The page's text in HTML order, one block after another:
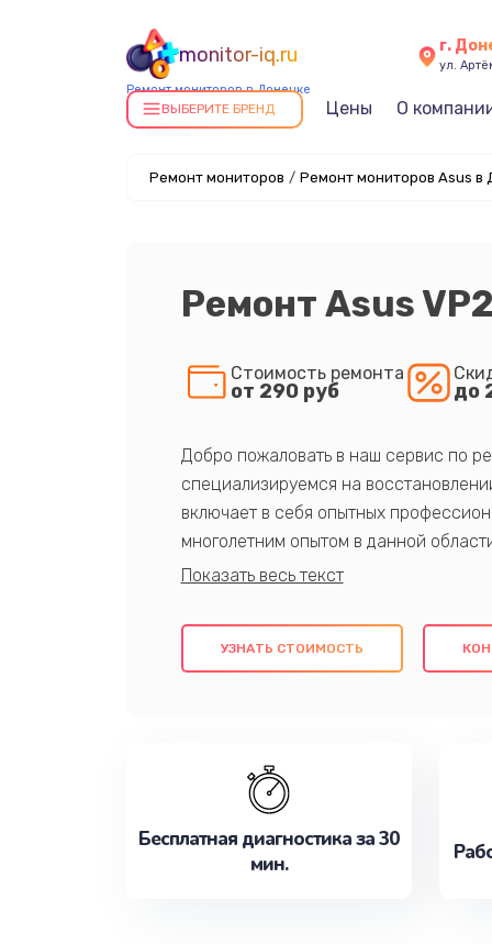
monitor-iq.ru
Ремонт мониторов в Донецке
г.
ул.
ВЫБЕРИТЕ БРЕНД Цены О
Ремонт мониторов / Ремонт мониторов Asus в
Ремонт Asus
Стоимость ремонта
от 290 руб до
Добро пожаловать в наш сервис по
специализируемся на
включает в себя опытных
многолетним опытом в данной
качественный ремонт с
клиентам надежное и
потребности наилучшим образом.
УЗНАТЬ СТОИМОСТЬ
Бесплатная диагностика за 30
мин.